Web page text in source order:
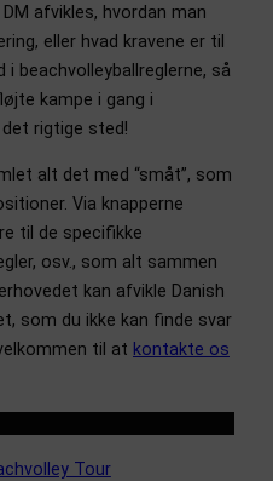
afvikles, hvordan man
eller hvad kravene er til
i beachvolleyballreglerne, så
kampe i gang i
det rigtige sted!
alt det med “småt”, som
Via knapperne
til de specifikke
osv., som alt sammen
kan afvikle Danish
som du ikke kan finde svar
til at kontakte os
Tour